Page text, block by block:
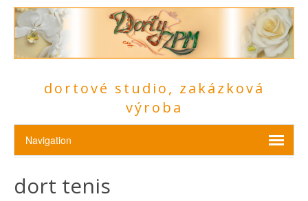
dortové studio, zakázková
výroba
dort tenis